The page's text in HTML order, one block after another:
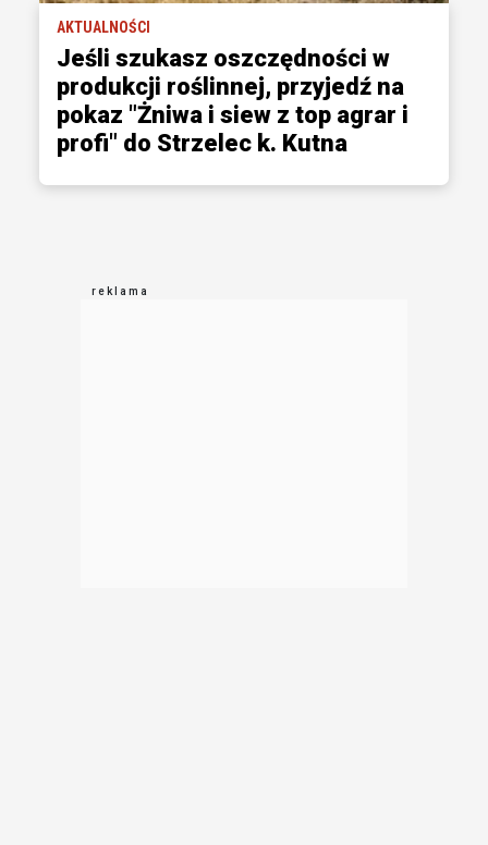
AKTUALNOŚCI
Jeśli szukasz oszczędności w
produkcji roślinnej, przyjedź na
pokaz "Żniwa i siew z top agrar i
profi" do Strzelec k. Kutna